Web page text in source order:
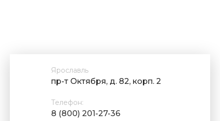
Ярославль
пр-т Октября, д. 82, корп. 2
Телефон:
8 (800) 201-27-36